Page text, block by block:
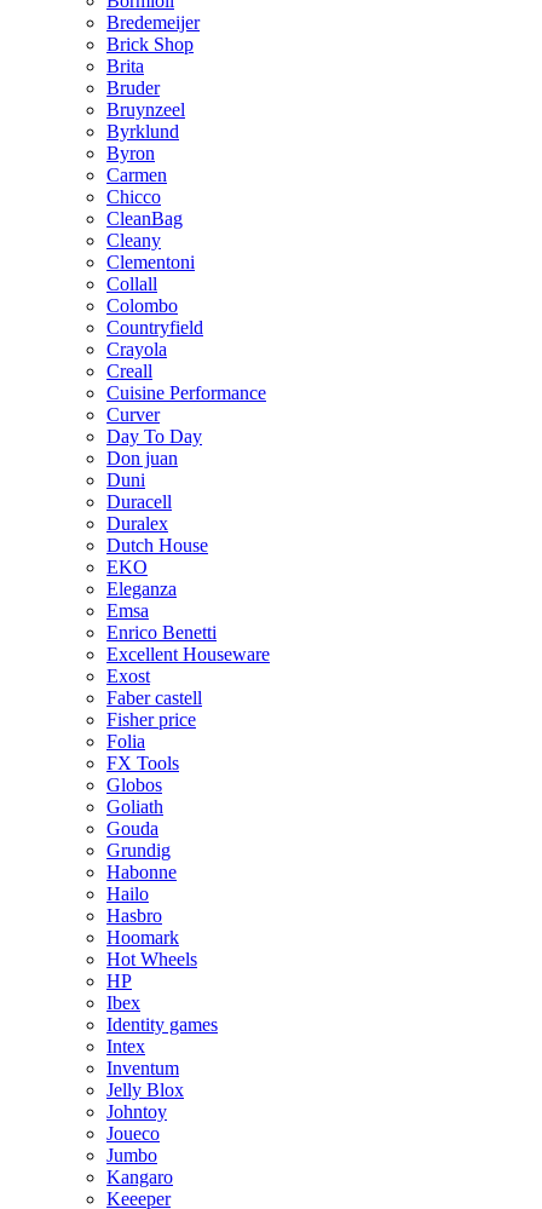
Bredemeijer
Brick Shop
Brita
Bruder
Bruynzeel
Byrklund
Byron
Carmen
Chicco
CleanBag
Cleany
Clementoni
Collall
Colombo
Countryfield
Crayola
Creall
Cuisine Performance
Curver
Day To Day
Don juan
Duni
Duracell
Duralex
Dutch House
EKO
Eleganza
Emsa
Enrico Benetti
Excellent Houseware
Exost
Faber castell
Fisher price
Folia
FX Tools
Globos
Goliath
Gouda
Grundig
Habonne
Hailo
Hasbro
Hoomark
Hot Wheels
HP
Ibex
Identity games
Intex
Inventum
Jelly Blox
Johntoy
Joueco
Jumbo
Kangaro
Keeeper